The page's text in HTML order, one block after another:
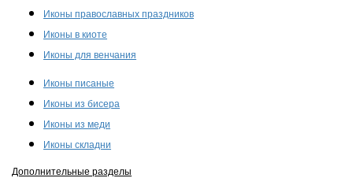
Иконы православных праздников
Иконы в киоте
Иконы для венчания
Иконы писаные
Иконы из бисера
Иконы из меди
Иконы складни
Дополнительные разделы